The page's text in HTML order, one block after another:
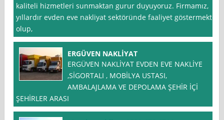
kaliteli hizmetleri sunmaktan gurur duyuyoruz. Firmamız,
yıllardır evden eve nakliyat sektöründe faaliyet göstermekte
olup,
ERGÜVEN NAKLİYAT
ERGÜVEN NAKLİYAT EVDEN EVE NAKLİYE
,SİGORTALI , MOBİLYA USTASI,
AMBALAJLAMA VE DEPOLAMA ŞEHİR İÇİ
ŞEHİRLER ARASI